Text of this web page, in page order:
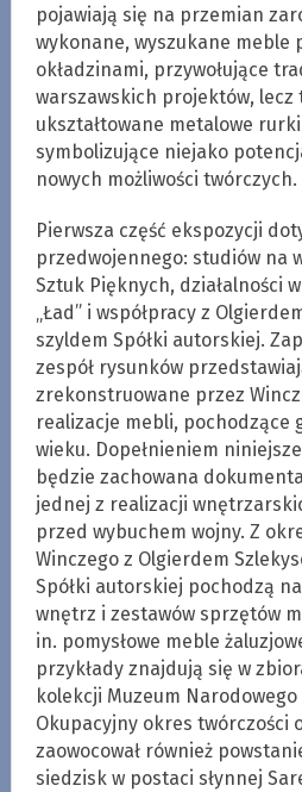
pojawiają się na przemian
wykonane, wyszukane
okładzinami, przywołujące
warszawskich projektów,
ukształtowane metalowe
symbolizujące niejako
nowych możliwości twórczych.
Pierwsza część ekspozycji
przedwojennego: studiów na
Sztuk Pięknych, działalności
„Ład” i współpracy z
szyldem Spółki autorskiej.
zespół rysunków
zrekonstruowane przez
realizacje mebli, pochodzące
wieku. Dopełnieniem
będzie zachowana
jednej z realizacji
przed wybuchem wojny. Z
Winczego z Olgierdem
Spółki autorskiej pochodzą
wnętrz i zestawów sprzętów
in. pomysłowe meble
przykłady znajdują się w
kolekcji Muzeum Narodowego
Okupacyjny okres twórczości
zaowocował również
siedzisk w postaci słynnej